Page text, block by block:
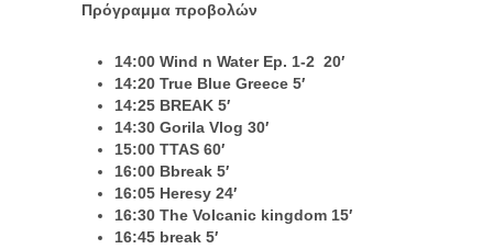
Πρόγραμμα προβολών
14:00 Wind n Water Ep. 1-2 20′
14:20 True Blue Greece 5′
14:25 BREAK 5′
14:30 Gorila Vlog 30′
15:00 TTAS 60′
16:00 Bbreak 5′
16:05 Heresy 24′
16:30 The Volcanic kingdom 15′
16:45 break 5′